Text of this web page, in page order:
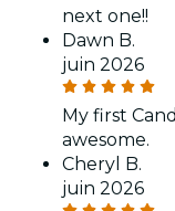
next one!!
Dawn B.
juin 2026
My first
awesome.
Cheryl B.
juin 2026